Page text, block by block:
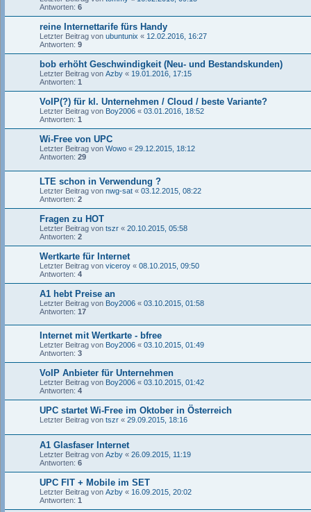
Antworten: 6
reine Internettarife fürs Handy
Letzter Beitrag von ubuntunix « 12.02.2016, 16:27
Antworten: 9
bob erhöht Geschwindigkeit (Neu- und Bestandskunden)
Letzter Beitrag von Azby « 19.01.2016, 17:15
Antworten: 1
VoIP(?) für kl. Unternehmen / Cloud / beste Variante?
Letzter Beitrag von Boy2006 « 03.01.2016, 18:52
Antworten: 1
Wi-Free von UPC
Letzter Beitrag von Wowo « 29.12.2015, 18:12
Antworten: 29
LTE schon in Verwendung ?
Letzter Beitrag von nwg-sat « 03.12.2015, 08:22
Antworten: 2
Fragen zu HOT
Letzter Beitrag von tszr « 20.10.2015, 05:58
Antworten: 2
Wertkarte für Internet
Letzter Beitrag von viceroy « 08.10.2015, 09:50
Antworten: 4
A1 hebt Preise an
Letzter Beitrag von Boy2006 « 03.10.2015, 01:58
Antworten: 17
Internet mit Wertkarte - bfree
Letzter Beitrag von Boy2006 « 03.10.2015, 01:49
Antworten: 3
VoIP Anbieter für Unternehmen
Letzter Beitrag von Boy2006 « 03.10.2015, 01:42
Antworten: 4
UPC startet Wi-Free im Oktober in Österreich
Letzter Beitrag von tszr « 29.09.2015, 18:16
A1 Glasfaser Internet
Letzter Beitrag von Azby « 26.09.2015, 11:19
Antworten: 6
UPC FIT + Mobile im SET
Letzter Beitrag von Azby « 16.09.2015, 20:02
Antworten: 1